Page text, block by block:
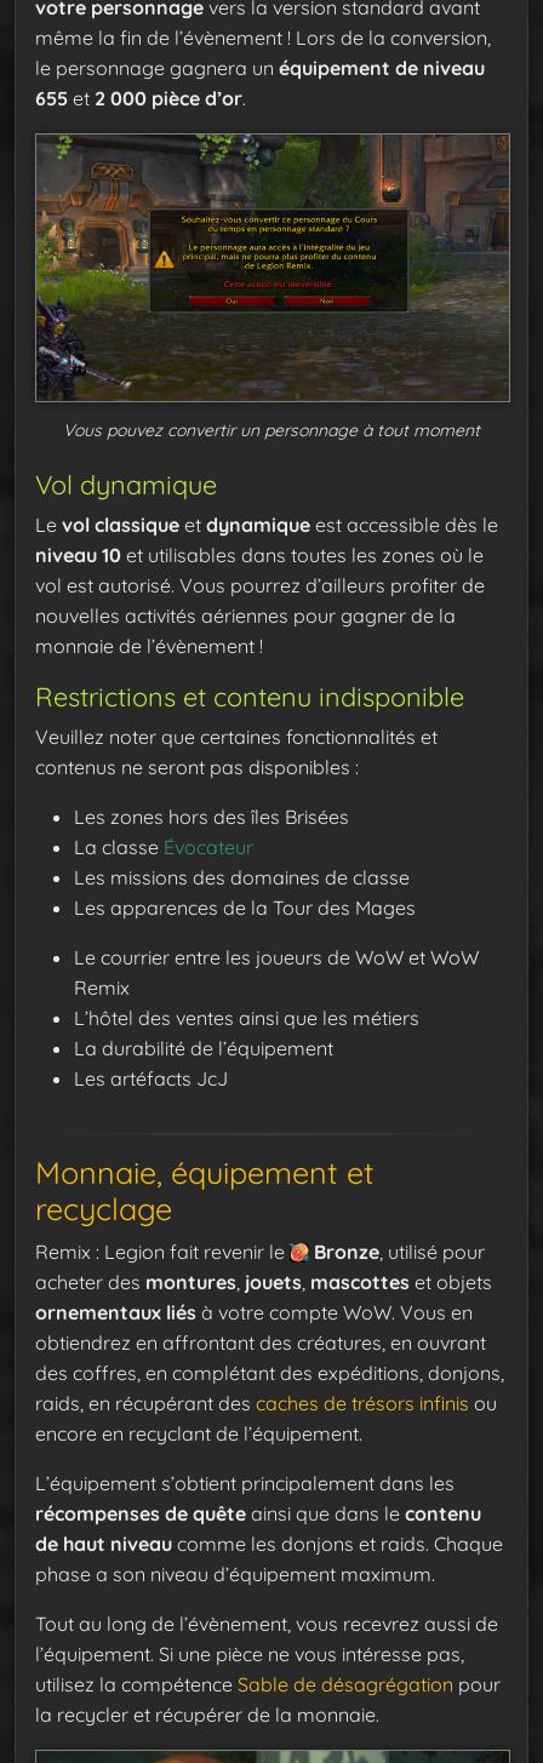
votre personnage vers la version standard avant
même la fin de l’évènement ! Lors de la conversion,
le personnage gagnera un équipement de niveau
655 et 2 000 pièce d’or.
Vous pouvez convertir un personnage à tout moment
Vol dynamique
Le vol classique et dynamique est accessible dès le
niveau 10 et utilisables dans toutes les zones où le
vol est autorisé. Vous pourrez d’ailleurs profiter de
nouvelles activités aériennes pour gagner de la
monnaie de l’évènement !
Restrictions et contenu indisponible
Veuillez noter que certaines fonctionnalités et
contenus ne seront pas disponibles :
Les zones hors des îles Brisées
La classe Évocateur
Les missions des domaines de classe
Les apparences de la Tour des Mages
Le courrier entre les joueurs de WoW et WoW
Remix
L’hôtel des ventes ainsi que les métiers
La durabilité de l’équipement
Les artéfacts JcJ
Monnaie, équipement et
recyclage
Remix : Legion fait revenir le Bronze , utilisé pour
acheter des montures jouets mascottes et objets
ornementaux liés à votre compte WoW. Vous en
obtiendrez en affrontant des créatures, en ouvrant
des coffres, en complétant des expéditions, donjons,
raids, en récupérant des caches de trésors infinis ou
encore en recyclant de l’équipement.
L’équipement s’obtient principalement dans les
récompenses de quête ainsi que dans le contenu
de haut niveau comme les donjons et raids. Chaque
phase a son niveau d’équipement maximum.
Tout au long de l’évènement, vous recevrez aussi de
l’équipement. Si une pièce ne vous intéresse pas,
utilisez la compétence Sable de désagrégation pour
la recycler et récupérer de la monnaie.